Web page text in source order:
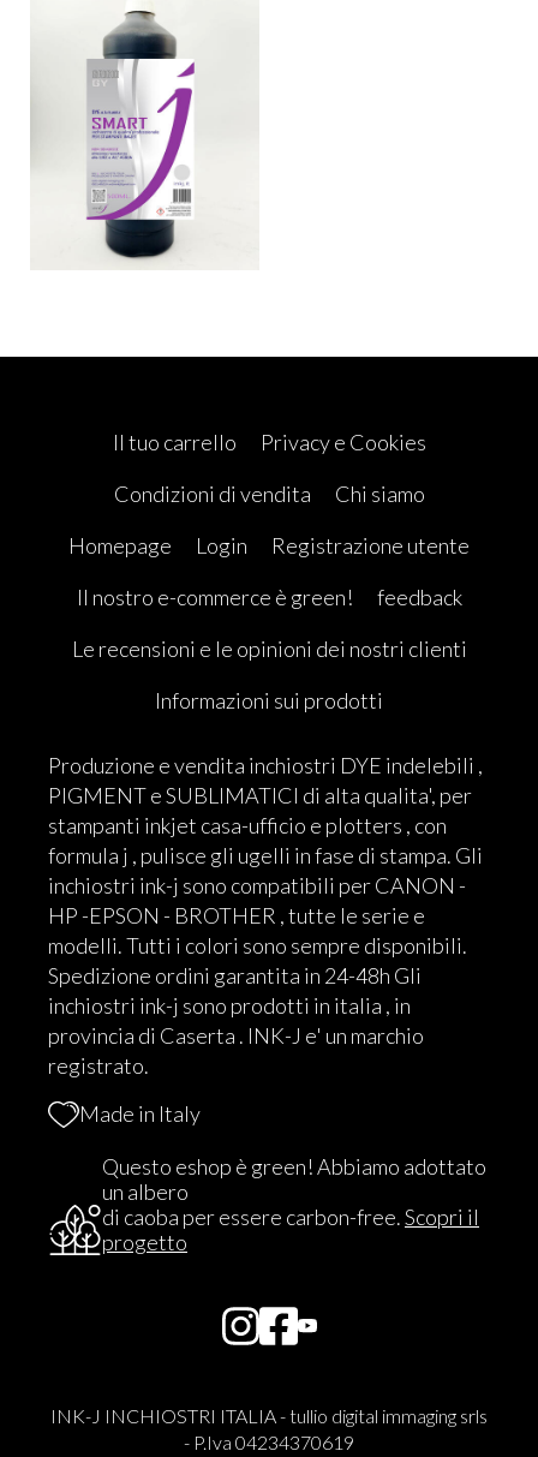
Il tuo carrello
Privacy e Cookies
Condizioni di vendita
Chi siamo
Homepage
Login
Registrazione utente
Il nostro e-commerce è green!
feedback
Le recensioni e le opinioni dei nostri clienti
Informazioni sui prodotti
Produzione e vendita inchiostri DYE indelebili ,
PIGMENT e SUBLIMATICI di alta qualita', per
stampanti inkjet casa-ufficio e plotters , con
formula j , pulisce gli ugelli in fase di stampa. Gli
inchiostri ink-j sono compatibili per CANON -
HP -EPSON - BROTHER , tutte le serie e
modelli. Tutti i colori sono sempre disponibili.
Spedizione ordini garantita in 24-48h Gli
inchiostri ink-j sono prodotti in italia , in
provincia di Caserta . INK-J e' un marchio
registrato.
Made in Italy
Questo eshop è green! Abbiamo adottato
un albero
di caoba per essere carbon-free.Scopri il
progetto
INK-J INCHIOSTRI ITALIA - tullio digital immaging srls
- P.Iva 04234370619